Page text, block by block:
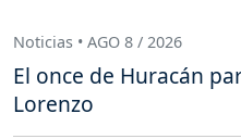
Noticias • AGO 8 / 2026
El once de Huracán
Lorenzo